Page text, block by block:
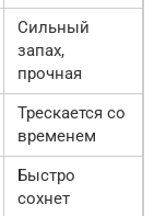
Сильный
запах,
прочная
Трескается со
временем
Быстро
сохнет